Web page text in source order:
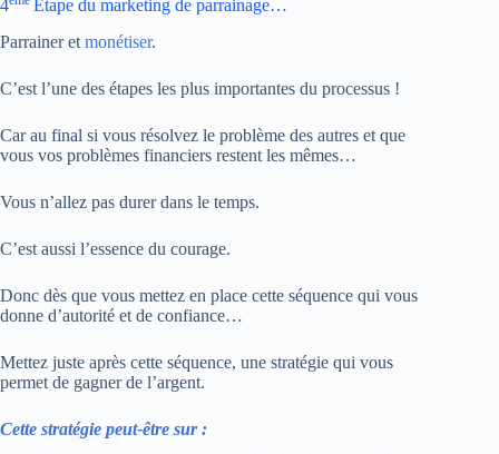
4
Etape du marketing de parrainage…
Parrainer et monétiser.
C’est l’une des étapes les plus importantes du processus !
Car au final si vous résolvez le problème des autres et que
vous vos problèmes financiers restent les mêmes…
Vous n’allez pas durer dans le temps.
C’est aussi l’essence du courage.
Donc dès que vous mettez en place cette séquence qui vous
donne d’autorité et de confiance…
Mettez juste après cette séquence, une stratégie qui vous
permet de gagner de l’argent.
Cette stratégie peut-être sur :